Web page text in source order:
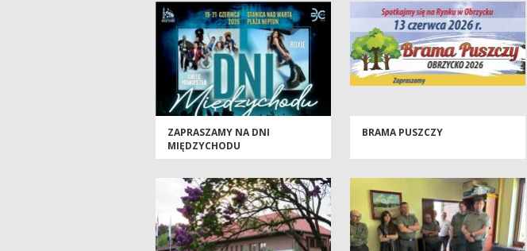
ZAPRASZAMY NA DNI
MIĘDZYCHODU
BRAMA PUSZCZY